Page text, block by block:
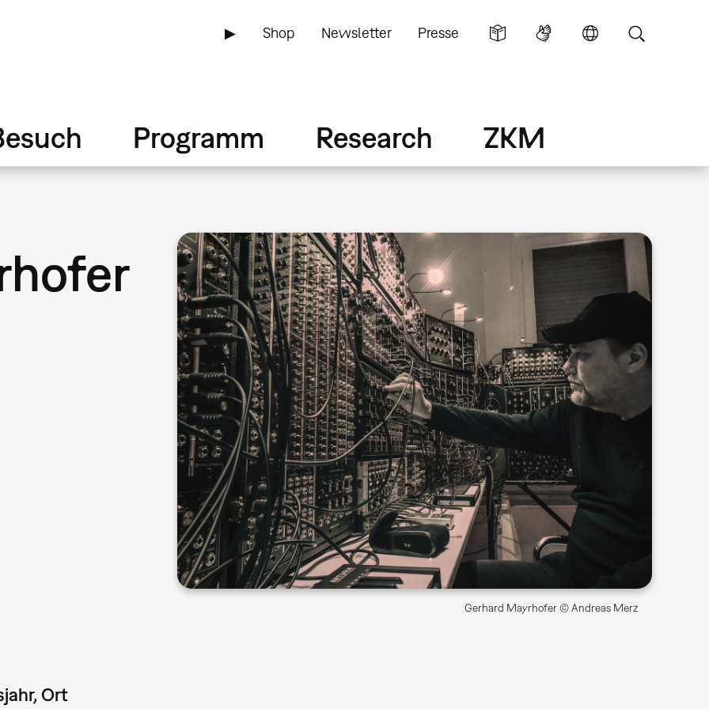
▶ Shop Newsletter Presse
Programm Research ZKM
Gerhard Mayrhofer © Andreas Merz
Ort